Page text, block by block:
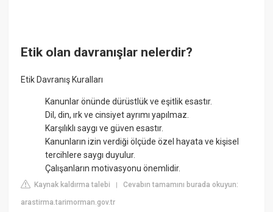
Etik olan davranışlar nelerdir?
Etik Davranış Kuralları
Kanunlar önünde dürüstlük ve eşitlik esastır.
Dil, din, ırk ve cinsiyet ayrımı yapılmaz.
Karşılıklı saygı ve güven esastır.
Kanunların izin verdiği ölçüde özel hayata ve kişisel
tercihlere saygı duyulur.
Çalışanların motivasyonu önemlidir.
Kaynak kaldırma talebi |Cevabın tamamını burada okuyun:
arastirma.tarimorman.gov.tr